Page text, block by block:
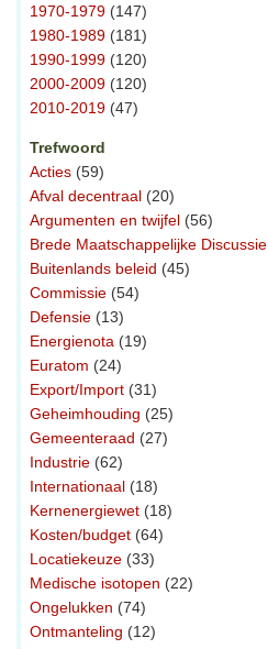
1970-1979 (147)
1980-1989 (181)
1990-1999 (120)
2000-2009 (120)
2010-2019 (47)
Trefwoord
Acties (59)
Afval decentraal (20)
Argumenten en twijfel (56)
Brede Maatschappelijke Discussie
Buitenlands beleid (45)
Commissie (54)
Defensie (13)
Energienota (19)
Euratom (24)
Export/Import (31)
Geheimhouding (25)
Gemeenteraad (27)
Industrie (62)
Internationaal (18)
Kernenergiewet (18)
Kosten/budget (64)
Locatiekeuze (33)
Medische isotopen (22)
Ongelukken (74)
Ontmanteling (12)